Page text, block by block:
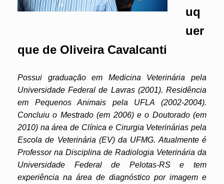
uq
uer
que de Oliveira Cavalcanti
Possui graduação em Medicina Veterinária pela
Universidade Federal de Lavras (2001). Residência
em Pequenos Animais pela UFLA (2002-2004).
Concluiu o Mestrado (em 2006) e o Doutorado (em
2010) na área de Clínica e Cirurgia Veterinárias pela
Escola de Veterinária (EV) da UFMG. Atualmente é
Professor na Disciplina de Radiologia Veterinária da
Universidade Federal de Pelotas-RS e tem
experiência na área de diagnóstico por imagem e